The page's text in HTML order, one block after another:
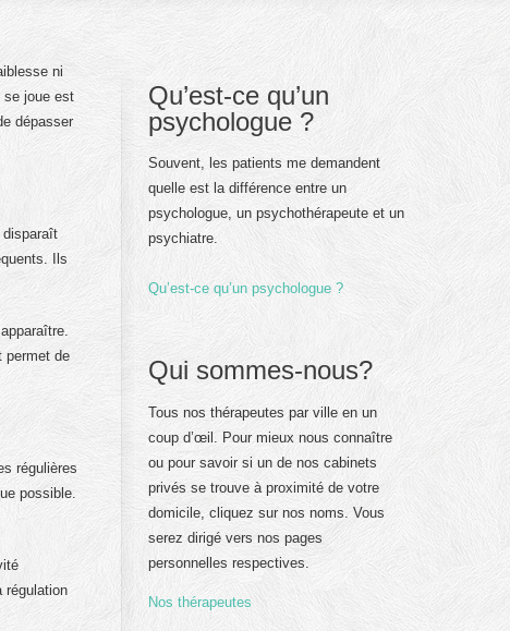
ni
se joue est
dépasser
disparaît
Ils
permet de
régulières
possible.
régulation
Qu’est-ce qu’un
psychologue ?
Souvent, les patients me demandent
quelle est la différence entre un
psychologue, un psychothérapeute et un
psychiatre.
Qu’est-ce qu’un psychologue ?
Qui sommes-nous?
Tous nos thérapeutes par ville en un
coup d’œil. Pour mieux nous connaître
ou pour savoir si un de nos cabinets
privés se trouve à proximité de votre
domicile, cliquez sur nos noms. Vous
serez dirigé vers nos pages
personnelles respectives.
Nos thérapeutes